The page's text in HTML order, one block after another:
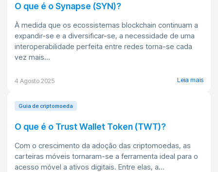
O que é o Synapse (SYN)?
À medida que os ecossistemas blockchain continuam a
expandir-se e a diversificar-se, a necessidade de uma
interoperabilidade perfeita entre redes torna-se cada
vez mais...
4 Agosto 2025 Leia mais
Guia de criptomoeda
O que é o Trust Wallet Token (TWT)?
Com o crescimento da adoção das criptomoedas, as
carteiras móveis tornaram-se a ferramenta ideal para o
acesso móvel a ativos digitais. Entre elas, a...